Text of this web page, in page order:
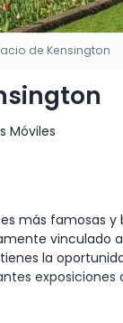
de Kensington
Móviles
más famosas y
vinculado
la